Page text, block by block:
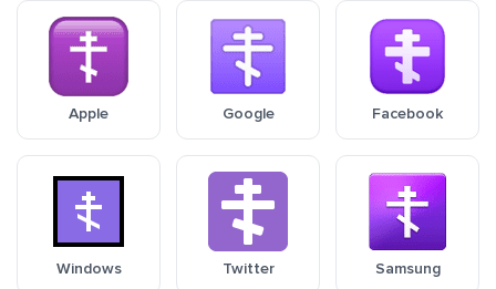
Apple Google Facebook
Windows Twitter Samsung